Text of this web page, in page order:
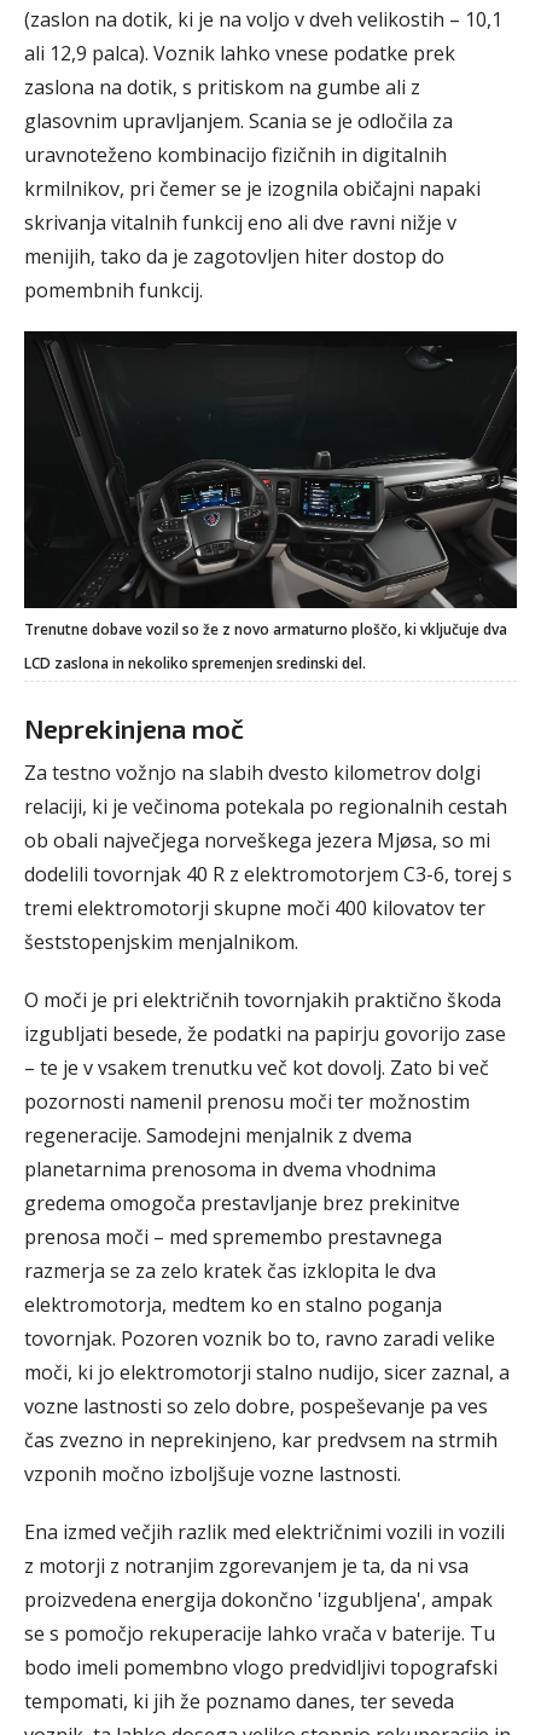
(zaslon na dotik, ki je na voljo v dveh velikostih – 10,1
ali 12,9 palca). Voznik lahko vnese podatke prek
zaslona na dotik, s pritiskom na gumbe ali z
glasovnim upravljanjem. Scania se je odločila za
uravnoteženo kombinacijo fizičnih in digitalnih
krmilnikov, pri čemer se je izognila običajni napaki
skrivanja vitalnih funkcij eno ali dve ravni nižje v
menijih, tako da je zagotovljen hiter dostop do
pomembnih funkcij.
Trenutne dobave vozil so že z novo armaturno ploščo, ki vključuje dva
LCD zaslona in nekoliko spremenjen sredinski del.
Neprekinjena moč
Za testno vožnjo na slabih dvesto kilometrov dolgi
relaciji, ki je večinoma potekala po regionalnih cestah
ob obali največjega norveškega jezera Mjøsa, so mi
dodelili tovornjak 40 R z elektromotorjem C3-6, torej s
tremi elektromotorji skupne moči 400 kilovatov ter
šeststopenjskim menjalnikom.
O moči je pri električnih tovornjakih praktično škoda
izgubljati besede, že podatki na papirju govorijo zase
– te je v vsakem trenutku več kot dovolj. Zato bi več
pozornosti namenil prenosu moči ter možnostim
regeneracije. Samodejni menjalnik z dvema
planetarnima prenosoma in dvema vhodnima
gredema omogoča prestavljanje brez prekinitve
prenosa moči – med spremembo prestavnega
razmerja se za zelo kratek čas izklopita le dva
elektromotorja, medtem ko en stalno poganja
tovornjak. Pozoren voznik bo to, ravno zaradi velike
moči, ki jo elektromotorji stalno nudijo, sicer zaznal, a
vozne lastnosti so zelo dobre, pospeševanje pa ves
čas zvezno in neprekinjeno, kar predvsem na strmih
vzponih močno izboljšuje vozne lastnosti.
Ena izmed večjih razlik med električnimi vozili in vozili
z motorji z notranjim zgorevanjem je ta, da ni vsa
proizvedena energija dokončno 'izgubljena', ampak
se s pomočjo rekuperacije lahko vrača v baterije. Tu
bodo imeli pomembno vlogo predvidljivi topografski
tempomati, ki jih že poznamo danes, ter seveda